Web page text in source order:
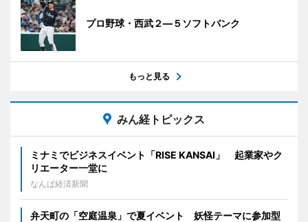
プロ野球・西武２―５ソフトバンク
もっと見る
みん経トピックス
ミナミでビジネスイベント「RISE KANSAI」 起業家やク
リエーター一堂に
なんば経済新聞
弁天町の「空庭温泉」で夏イベント 妖怪テーマに参加型